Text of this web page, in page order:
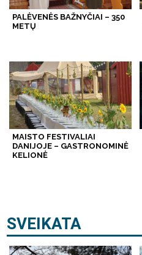
PALĖVENĖS BAŽNYČIAI – 350
METŲ
MAISTO FESTIVALIAI
DANIJOJE – GASTRONOMINĖ
KELIONĖ
SVEIKATA